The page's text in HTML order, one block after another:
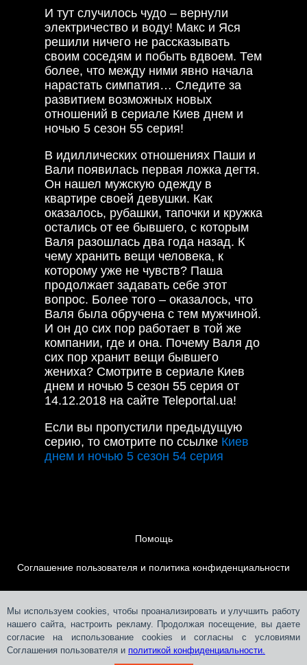
Мы используем cookies, чтобы проанализировать и улучшить работу
нашего сайта, настроить рекламу. Продолжая посещение, вы даете
согласие на использование cookies и согласны с условиями
Соглашения пользователя и политикой конфиденциальности.
И тут случилось чудо – вернули
электричество и воду! Макс и Яся
решили ничего не рассказывать
своим соседям и побыть вдвоем. Тем
более, что между ними явно начала
нарастать симпатия… Следите за
развитием возможных новых
отношений в сериале Киев днем и
ночью 5 сезон 55 серия!
В идиллических отношениях Паши и
Вали появилась первая ложка дегтя.
Он нашел мужскую одежду в
квартире своей девушки. Как
оказалось, рубашки, тапочки и кружка
остались от ее бывшего, с которым
Валя разошлась два года назад. К
чему хранить вещи человека, к
которому уже не чувств? Паша
продолжает задавать себе этот
вопрос. Более того – оказалось, что
Валя была обручена с тем мужчиной.
И он до сих пор работает в той же
компании, где и она. Почему Валя до
сих пор хранит вещи бывшего
жениха? Смотрите в сериале Киев
днем и ночью 5 сезон 55 серия от
14.12.2018 на сайте Teleportal.ua!
Если вы пропустили предыдущую
серию, то смотрите по ссылке Киев
днем и ночью 5 сезон 54 серия
Помощь
Соглашение пользователя и политика конфиденциальности
Размещение рекламы